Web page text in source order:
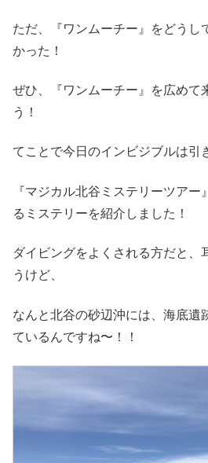
ただ、『ワンムーチー』をどうし
かった！
ぜひ、『ワンムーチー』を広めて
う！
てことで今日のインビジブルは引
『マジカル北谷ミステリーツア
るミステリーを紹介しました！
ダイビングをよくされる方だと、
うけど、
なんと北谷の砂辺沖には、海底遺
ているんですね〜！！